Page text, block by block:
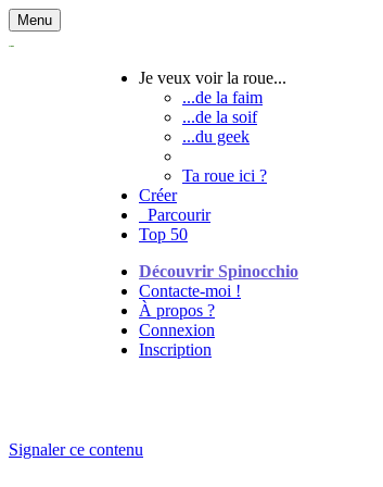
Menu
Je veux voir la roue...
...de la faim
...de la soif
...du geek
Ta roue ici ?
Créer
Parcourir
Top 50
Découvrir Spinocchio
Contacte-moi !
À propos ?
Connexion
Inscription
Signaler ce contenu